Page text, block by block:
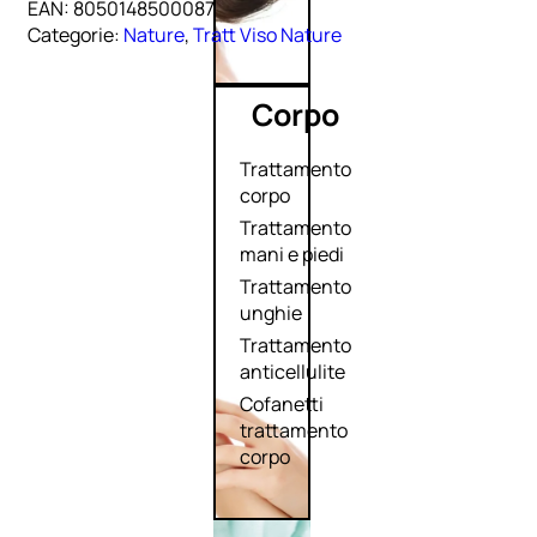
Corpo
Trattamento
corpo
Trattamento
mani e piedi
Trattamento
unghie
Trattamento
anticellulite
Cofanetti
trattamento
corpo
EAN: 8050148500087
Categorie: Nature,Tratt Viso Nature